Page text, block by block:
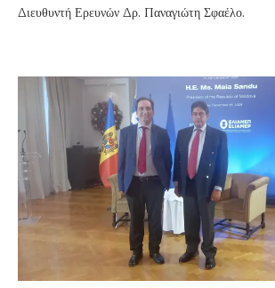
Διευθυντή Ερευνών Δρ. Παναγιώτη Σφαέλο.